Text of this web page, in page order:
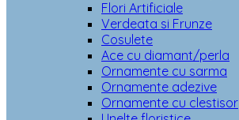
Flori Artificiale
Verdeata si Frunze
Cosulete
Ace cu diamant/perla
Ornamente cu sarma
Ornamente adezive
Ornamente cu clestisor